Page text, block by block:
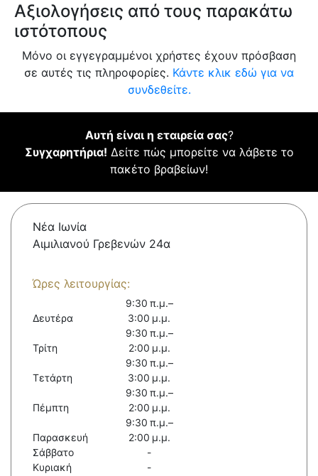
Αξιολογήσεις από τους παρακάτω
ιστότοπους
Μόνο οι εγγεγραμμένοι χρήστες έχουν πρόσβαση
σε αυτές τις πληροφορίες. Κάντε κλικ εδώ για να
συνδεθείτε.
Αυτή είναι η εταιρεία σας?
Συγχαρητήρια! Δείτε πώς μπορείτε να λάβετε το
πακέτο βραβείων!
Νέα Ιωνία
Αιμιλιανού Γρεβενών 24α
Ώρες λειτουργίας:
Δευτέρα
9:30 π.μ.–
3:00 μ.μ.
Τρίτη
9:30 π.μ.–
2:00 μ.μ.
Τετάρτη
9:30 π.μ.–
3:00 μ.μ.
Πέμπτη
9:30 π.μ.–
2:00 μ.μ.
Παρασκευή
9:30 π.μ.–
2:00 μ.μ.
Σάββατο
-
Κυριακή
-